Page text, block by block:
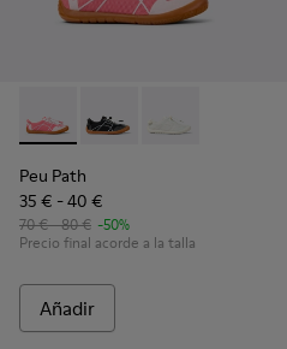
Peu Path - K800691-003 -
Peu Path - K800691-
Peu Path -
Peu Path
35 € - 40 €
70 € - 80 € -50%
Precio final acorde a la talla
Añadir